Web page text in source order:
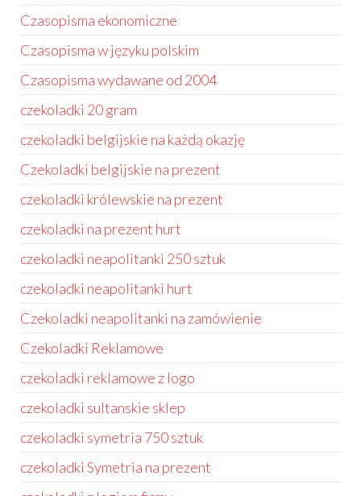
Czasopisma ekonomiczne
Czasopisma w języku polskim
Czasopisma wydawane od 2004
czekoladki 20 gram
czekoladki belgijskie na każdą okazję
Czekoladki belgijskie na prezent
czekoladki królewskie na prezent
czekoladki na prezent hurt
czekoladki neapolitanki 250 sztuk
czekoladki neapolitanki hurt
Czekoladki neapolitanki na zamówienie
Czekoladki Reklamowe
czekoladki reklamowe z logo
czekoladki sultanskie sklep
czekoladki symetria 750 sztuk
czekoladki Symetria na prezent